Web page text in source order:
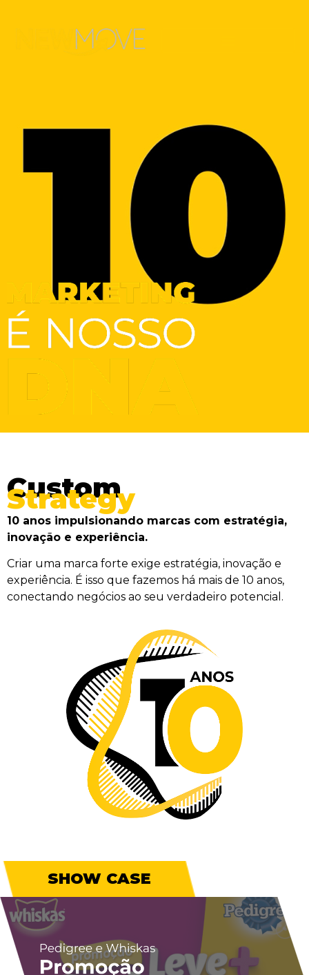
Custom
Strategy
10 anos impulsionando marcas com estratégia,
inovação e experiência.
Criar uma marca forte exige estratégia, inovação e
experiência. É isso que fazemos há mais de 10 anos,
conectando negócios ao seu verdadeiro potencial.
SHOW CASE